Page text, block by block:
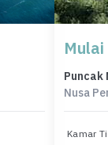
Puncak
Nusa
Kamar